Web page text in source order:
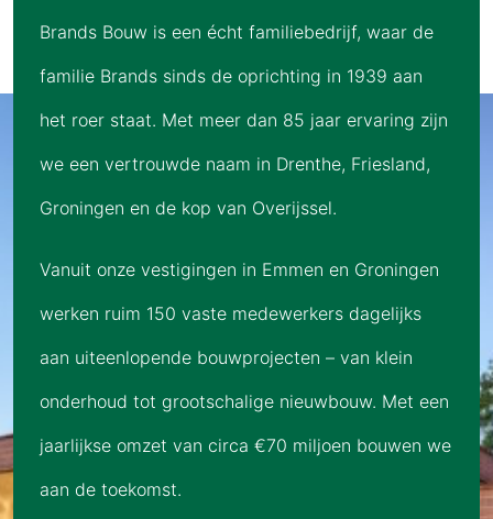
Brands Bouw is een écht familiebedrijf, waar de
familie Brands sinds de oprichting in 1939 aan
het roer staat. Met meer dan 85 jaar ervaring zijn
we een vertrouwde naam in Drenthe, Friesland,
Groningen en de kop van Overijssel.
Vanuit onze vestigingen in Emmen en Groningen
werken ruim 150 vaste medewerkers dagelijks
aan uiteenlopende bouwprojecten – van klein
onderhoud tot grootschalige nieuwbouw. Met een
jaarlijkse omzet van circa €70 miljoen bouwen we
aan de toekomst.